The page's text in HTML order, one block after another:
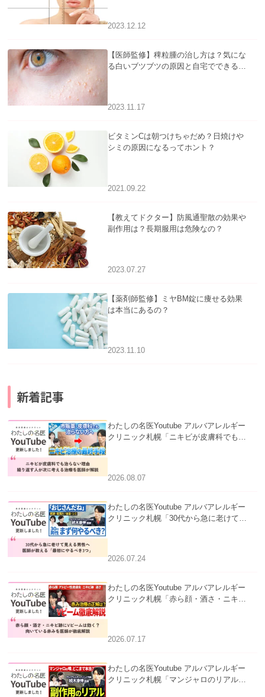
2023.12.12
【医師監修】稗粒腫の治し方は？気にな
る白いブツブツの原因と自宅でできるケ
2023.11.17
ビタミンCは朝つけちゃだめ？日焼けや
シミの原因になるってホント？
2021.09.22
【教えてドクター】防風通聖散の効果や
副作用は？長期服用は危険なの？
2023.07.27
【薬剤師監修】ミヤBM錠に痩せる効果
は本当にあるの？
2023.11.10
新着記事
わたしの名医Youtube アルバアレルギー
クリニック札幌「ニキビが皮膚科でも治
療を医師が解説」を公開いたしました。
2026.08.07
わたしの名医Youtube アルバアレルギー
クリニック札幌「30代から急に老けて見
べき3つ」」を公開いたしました。
2026.07.24
わたしの名医Youtube アルバアレルギー
クリニック札幌「赤ら顔・酒さ・ニキビ
医師が徹底解説」を公開いたしました。
2026.07.17
わたしの名医Youtube アルバアレルギー
クリニック札幌「マンジャロのリアル｜